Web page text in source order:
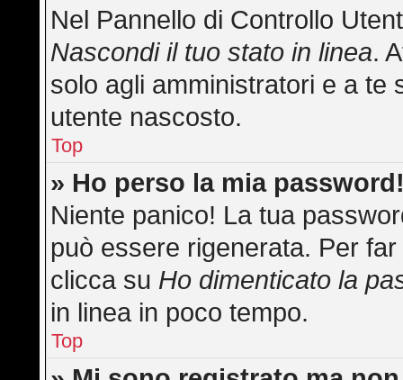
Nel Pannello di Controllo
Nascondi il tuo stato in linea.
solo agli amministratori e a te
utente nascosto.
Top
» Ho perso la mia
Niente panico! La tua
può essere rigenerata. Per
clicca su Ho dimenticato la
in linea in poco tempo.
Top